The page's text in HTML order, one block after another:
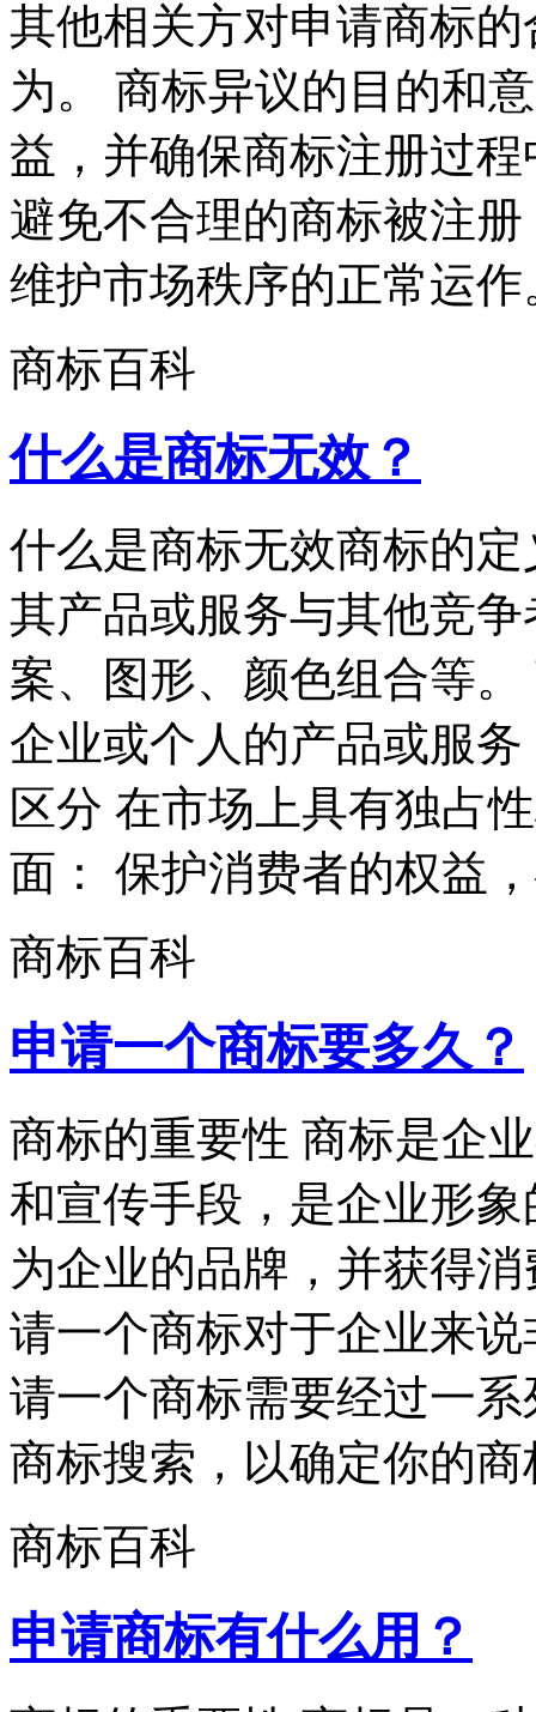
其他相关方对申请商标
为。 商标异议的目的和
益，并确保商标注册过
避免不合理的商标被注
维护市场秩序的正常运
商标百科
什么是商标无效？
什么是商标无效商标的
其产品或服务与其他竞
案、图形、颜色组合等
企业或个人的产品或服
区分 在市场上具有独占
面： 保护消费者的权益
商标百科
申请一个商标要多久？
商标的重要性 商标是企
和宣传手段，是企业形
为企业的品牌，并获得
请一个商标对于企业来
请一个商标需要经过一
商标搜索，以确定你的
商标百科
申请商标有什么用？